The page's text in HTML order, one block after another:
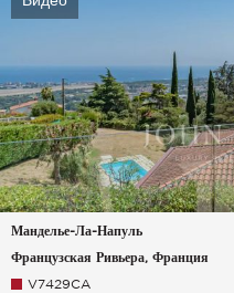
Манделье-Ла-Напуль
Французская Ривьера, Франция
V7429CA